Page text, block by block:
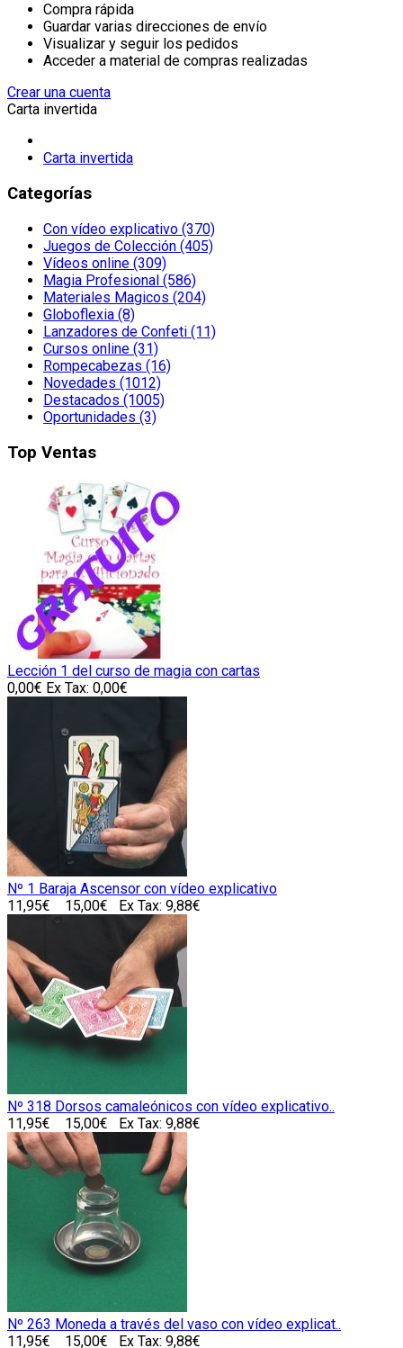
Compra rápida
Guardar varias direcciones de envío
Visualizar y seguir los pedidos
Acceder a material de compras realizadas
Crear una cuenta
Carta invertida
Carta invertida
Categorías
Con vídeo explicativo (370)
Juegos de Colección (405)
Vídeos online (309)
Magia Profesional (586)
Materiales Magicos (204)
Globoflexia (8)
Lanzadores de Confeti (11)
Cursos online (31)
Rompecabezas (16)
Novedades (1012)
Destacados (1005)
Oportunidades (3)
Top Ventas
Lección 1 del curso de magia con cartas
0,00€ Ex Tax: 0,00€
Nº 1 Baraja Ascensor con vídeo explicativo
11,95€
15,00€ Ex Tax: 9,88€
Nº 318 Dorsos camaleónicos con vídeo explicativo..
11,95€
15,00€ Ex Tax: 9,88€
Nº 263 Moneda a través del vaso con vídeo explicat..
11,95€
15,00€ Ex Tax: 9,88€